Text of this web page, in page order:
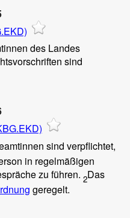
des Landes
sind
sind verpflichtet,
in regelmäßigen
zu führen. 2Das
geregelt.